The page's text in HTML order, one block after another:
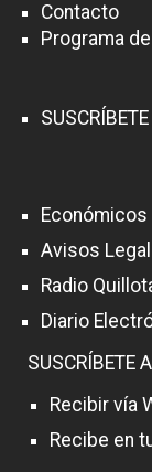
Contacto
Programa
Económicos
Avisos
Radio
Diario
SUSCRÍBETE
Recibir vía
Recibe en